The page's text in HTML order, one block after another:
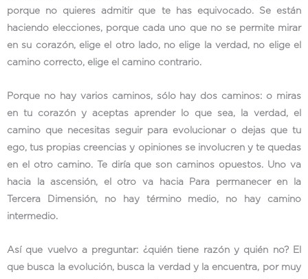
porque no quieres admitir que te has equivocado. Se están
haciendo elecciones, porque cada uno que no se permite mirar
en su corazón, elige el otro lado, no elige la verdad, no elige el
camino correcto, elige el camino contrario.
Porque no hay varios caminos, sólo hay dos caminos: o miras
en tu corazón y aceptas aprender lo que sea, la verdad, el
camino que necesitas seguir para evolucionar o dejas que tu
ego, tus propias creencias y opiniones se involucren y te quedas
en el otro camino. Te diría que son caminos opuestos. Uno va
hacia la ascensión, el otro va hacia Para permanecer en la
Tercera Dimensión, no hay término medio, no hay camino
intermedio.
Así que vuelvo a preguntar: ¿quién tiene razón y quién no? El
que busca la evolución, busca la verdad y la encuentra, por muy